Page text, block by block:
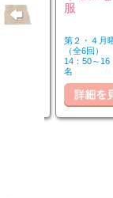
＆リ
服
第２・４月
（全6回）
14：50～16
名